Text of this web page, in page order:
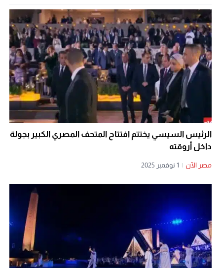
الرئيس السيسي يختتم افتتاح المتحف المصري الكبير بجولة
داخل أروقته
مصر الآن | 1 نوفمبر 2025